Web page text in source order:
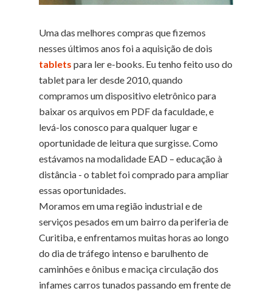
Uma das melhores compras que fizemos
nesses últimos anos foi a aquisição de dois
tablets para ler e-books. Eu tenho feito uso do
tablet para ler desde 2010, quando
compramos um dispositivo eletrônico para
baixar os arquivos em PDF da faculdade, e
levá-los conosco para qualquer lugar e
oportunidade de leitura que surgisse. Como
estávamos na modalidade EAD – educação à
distância - o tablet foi comprado para ampliar
essas oportunidades.
Moramos em uma região industrial e de
serviços pesados em um bairro da periferia de
Curitiba, e enfrentamos muitas horas ao longo
do dia de tráfego intenso e barulhento de
caminhões e ônibus e maciça circulação dos
infames carros tunados passando em frente de